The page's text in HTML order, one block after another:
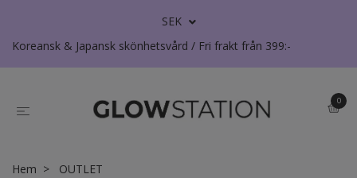
SEK
Koreansk & Japansk skönhetsvård / Fri frakt från 399:-
0
Hem
OUTLET